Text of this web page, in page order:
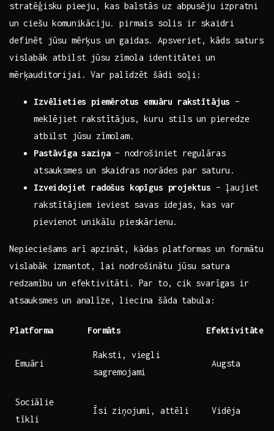
stratēģisku ⁤pieeju,⁣ kas balstās⁤ uz abpusēju ⁤izpratni
un⁣ ciešu ​komunikāciju.‍ pirmais solis ‌ir ⁣skaidri
definēt jūsu mērķus un ‍gaidas. Apsveriet, kāds saturs
vislabāk ‌atbilst‌ jūsu zīmola ‍identitātei un
mērķauditorijai. Var⁤ palīdzēt šādi soļi:
Izvēlieties⁢ piemērotus emuāru rakstītājus –
‌meklējiet rakstītājus, kuru stils ⁤un⁤ pieredze
atbilst jūsu​ zīmolam.
Pastāvīga saziņa⁢– nodrošiniet regulāras
atsauksmes un skaidras norādes⁣ par saturu.
Izveidojiet radošus‌ kopīgus projektus ⁢– ļaujiet
rakstītājiem ieviest⁣ savas idejas, ​kas var
pievienot unikālu‌ pieskārienu.
Nepieciešams arī ​apzināt, kādas ​platformas un formātu‍
vislabāk izmantot, lai nodrošinātu jūsu ⁤satura
‌redzamību ⁤un​ efektivitāti. Par to, ⁢cik svarīgas ir
atsauksmes un ‍analīze,‌ liecina šāda ⁣tabula:
Platforma Formāts Efektivitāte
Emuāri
Raksti, viegli
sagremojami
Augsta
Sociālie
tīkli
Īsi ziņojumi, attēli Vidēja